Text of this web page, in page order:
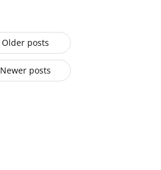
Older posts
Newer posts